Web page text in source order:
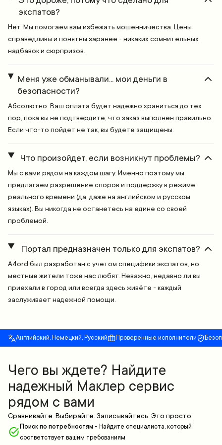
экспатов?
Нет. Мы помогаем вам избежать мошенничества. Цены
справедливы и понятны заранее - никаких сомнительных
надбавок и сюрпризов.
Меня уже обманывали... мои деньги в
безопасности?
Абсолютно. Ваш оплата будет надежно храниться до тех
пор, пока вы не подтвердите, что заказ выполнен правильно.
Если что-то пойдет не так, вы будете защищены.
Что произойдет, если возникнут проблемы?
Мы с вами рядом на каждом шагу. Именно поэтому мы
предлагаем разрешение споров и поддержку в режиме
реального времени (да, даже на английском и русском
языках). Вы никогда не останетесь на едине со своей
проблемой.
Портал предназначен только для экспатов?
A4ord был разработан с учетом специфики экспатов, но
местные жители тоже нас любят. Неважно, недавно ли вы
приехали в город или всегда здесь живёте - каждый
заслуживает надежной помощи.
Английский, Немецкий, Русский Проверенные исполнители
Чего вы ждете? Найдите
надежный Маклер сервис
рядом с вами
Сравнивайте. Выбирайте. Записывайтесь. Это просто.
Поиск по потребностям - Найдите специалиста, который
соответствует вашим требованиям